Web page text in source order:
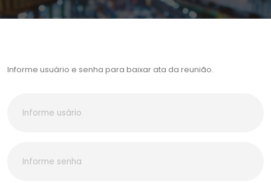
Informe usuário e senha para baixar ata da reunião.